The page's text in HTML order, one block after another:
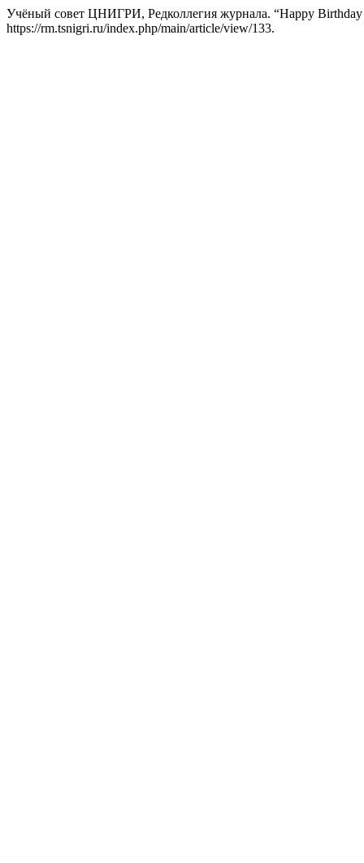
Учёный совет ЦНИГРИ, Редколлегия журнала. “Happy
https://rm.tsnigri.ru/index.php/main/article/view/133.